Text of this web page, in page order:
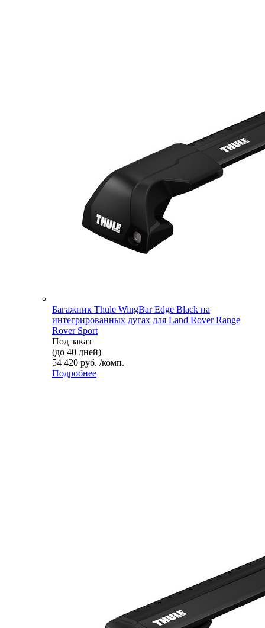
Багажник Thule WingBar Edge Black на
интегрированных дугах для Land Rover Range
Rover Sport
Под заказ
(до 40 дней)
54 420 руб. /комп.
Подробнее